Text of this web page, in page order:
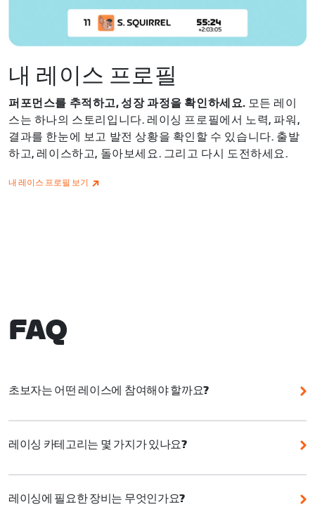
내 레이스 프로필
퍼포먼스를 추적하고, 성장 과정을 확인하세요. 모든 레이
스는 하나의 스토리입니다. 레이싱 프로필에서 노력, 파워,
결과를 한눈에 보고 발전 상황을 확인할 수 있습니다. 출발
하고, 레이스하고, 돌아보세요. 그리고 다시 도전하세요.
내 레이스 프로필 보기
FAQ
초보자는 어떤 레이스에 참여해야 할까요?
Zwift는 초보자를 포함해 누구나 참여할 수 있는 다양한
특히 거리와 고도를 이해하는 것이 중요합니다.
ZRacing 월간 시리즈는 초보자에게 좋은 시리즈로, 매월
새로운 테마와 함께 매주 하나의 스테이지, 하루 중 여러
레이싱 카테고리는 몇 가지가 있나요?
Zwift 레이싱 점수 시스템에는 5가지 표준 카테고리가
이싱 퍼포먼스와 파워 출력에 따라 라이더를 경쟁 그룹
레이싱에 필요한 장비는 무엇인가요?